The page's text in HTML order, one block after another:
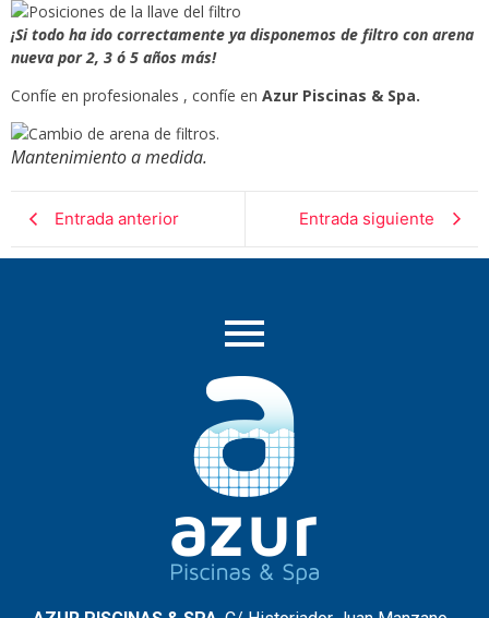
¡Si todo ha ido correctamente ya disponemos de filtro con arena
nueva por 2, 3 ó 5 años más!
Confíe en profesionales , confíe en Azur Piscinas & Spa.
Mantenimiento a medida.
Entrada anterior Entrada siguiente